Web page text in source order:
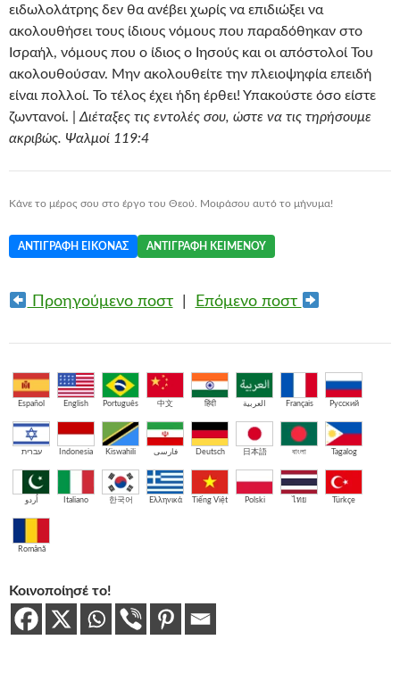
ειδωλολάτρης δεν θα ανέβει χωρίς να επιδιώξει να
ακολουθήσει τους ίδιους νόμους που παραδόθηκαν στο
Ισραήλ, νόμους που ο ίδιος ο Ιησούς και οι απόστολοί Του
ακολουθούσαν. Μην ακολουθείτε την πλειοψηφία επειδή
είναι πολλοί. Το τέλος έχει ήδη έρθει! Υπακούστε όσο είστε
ζωντανοί. | Διέταξες τις εντολές σου, ώστε να τις τηρήσουμε
ακριβώς. Ψαλμοί 119:4
Κάνε το μέρος σου στο έργο του Θεού. Μοιράσου αυτό το μήνυμα!
ΑΝΤΙΓΡΑΦΉ ΕΙΚΌΝΑΣ ΑΝΤΙΓΡΑΦΉ ΚΕΙΜΈΝΟΥ
Προηγούμενο ποστ| Επόμενο ποστ
Español English Português 中文 हिंदी العربية Français Русский
עברית Indonesia Kiswahili فارسی Deutsch 日本語 বাংলা Tagalog
اُردو Italiano 한국어 Ελληνικά Tiếng Việt Polski ไทย Türkçe
Română
Κοινοποίησέ το!